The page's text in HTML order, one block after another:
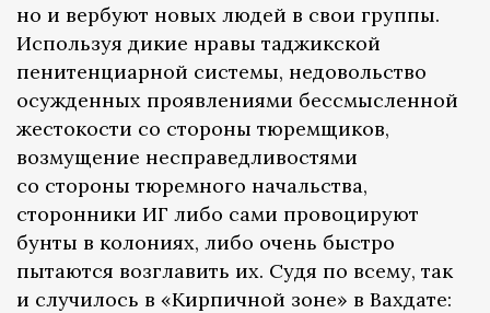
но и вербуют новых людей в свои группы.
Используя дикие нравы таджикской
пенитенциарной системы, недовольство
осужденных проявлениями бессмысленной
жестокости со стороны тюремщиков,
возмущение несправедливостями
со стороны тюремного начальства,
сторонники ИГ либо сами провоцируют
бунты в колониях, либо очень быстро
пытаются возглавить их. Судя по всему, так
и случилось в «Кирпичной зоне» в Вахдате: